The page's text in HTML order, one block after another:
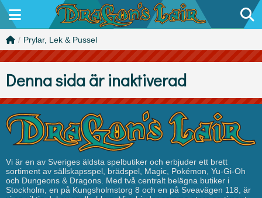
/ Prylar, Lek & Pussel
Denna sida är inaktiverad
Vi är en av Sveriges äldsta spelbutiker och erbjuder ett brett
sortiment av sällskapsspel, brädspel, Magic, Pokémon, Yu-Gi-Oh
och Dungeons & Dragons. Med två centralt belägna butiker i
Stockholm, en på Kungsholmstorg 8 och en på Sveavägen 118, är